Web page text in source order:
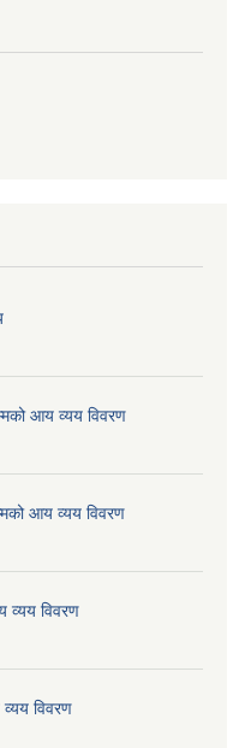
आय व्यय विवरण
आय व्यय विवरण
व्यय विवरण
विवरण